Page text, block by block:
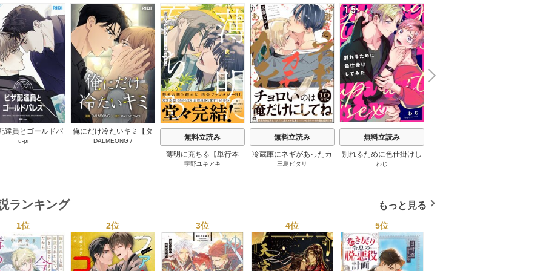
達員とゴールドパ
タテヨミ】 104巻
u-pi
俺にだけ冷たいキミ【タ
テヨミ】 34巻
DALMEONG /
無料立読み
薄明に充ちる【単行本
版】 5巻
宇野ユキアキ
無料立読み
冷蔵庫にネギがあったカ
モ 2巻
三島ピタリ
無料立読み
別れるために色仕掛けし
てみた 15巻
わじ
N
e
x
t
ランキング もっと見る
1位 2位 3位 4位 5位